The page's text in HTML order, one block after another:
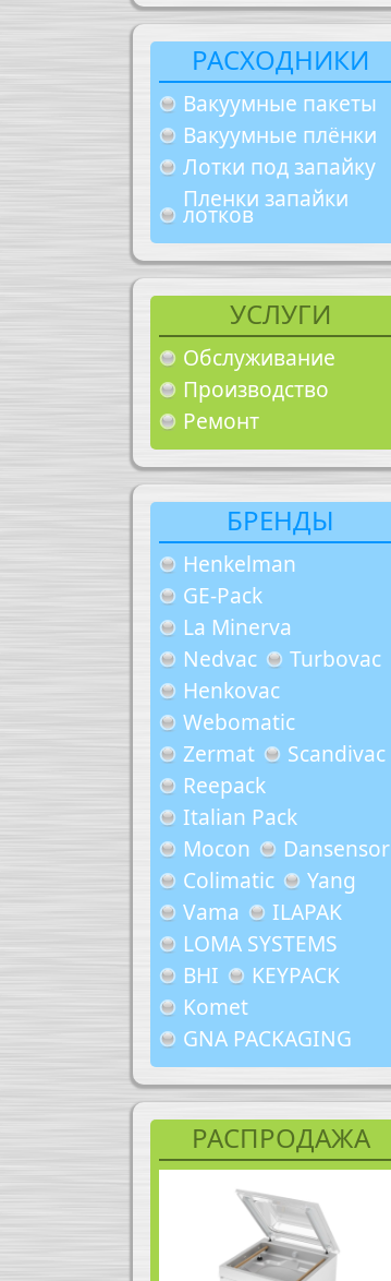
РАСХОДНИКИ
Вакуумные пакеты
Вакуумные плёнки
Лотки под запайку
Пленки запайки
лотков
УСЛУГИ
Обслуживание
Производство
Ремонт
БРЕНДЫ
Henkelman
GE-Pack
La Minerva
Nedvac
Turbovac
Henkovac
Webomatic
Zermat
Scandivac
Reepack
Italian Pack
Mocon
Dansensor
Colimatic
Yang
Vama
ILAPAK
LOMA SYSTEMS
BHI
KEYPACK
Komet
GNA PACKAGING
РАСПРОДАЖА